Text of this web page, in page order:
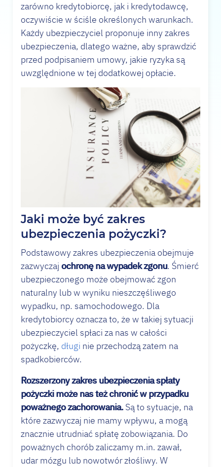
zarówno kredytobiorcę, jak i kredytodawcę,
oczywiście w ściśle określonych warunkach.
Każdy ubezpieczyciel proponuje inny zakres
ubezpieczenia, dlatego ważne, aby sprawdzić
przed podpisaniem umowy, jakie ryzyka są
uwzględnione w tej dodatkowej opłacie.
Jaki może być zakres
ubezpieczenia pożyczki?
Podstawowy zakres ubezpieczenia obejmuje
zazwyczaj ochronę na wypadek zgonu. Śmierć
ubezpieczonego może obejmować zgon
naturalny lub w wyniku nieszczęśliwego
wypadku, np. samochodowego. Dla
kredytobiorcy oznacza to, że w takiej sytuacji
ubezpieczyciel spłaci za nas w całości
pożyczkę, długi nie przechodzą zatem na
spadkobierców.
Rozszerzony zakres ubezpieczenia spłaty
pożyczki może nas też chronić w przypadku
poważnego zachorowania. Są to sytuacje, na
które zazwyczaj nie mamy wpływu, a mogą
znacznie utrudniać spłatę zobowiązania. Do
poważnych chorób zaliczamy m.in. zawał,
udar mózgu lub nowotwór złośliwy. W